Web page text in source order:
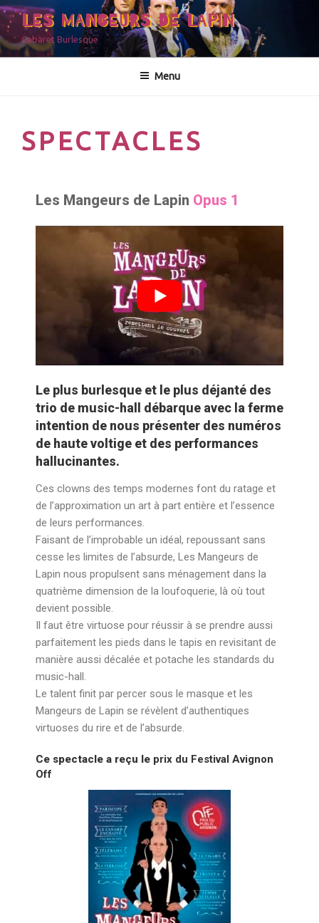
LES MANGEURS DE LAPIN
Cabaret Burlesque
Menu
SPECTACLES
Les Mangeurs de Lapin Opus 1
Le plus burlesque et le plus déjanté des
trio de music-hall débarque avec la ferme
intention de nous présenter des numéros
de haute voltige et des performances
hallucinantes.
Ces clowns des temps modernes font du ratage et
de l’approximation un art à part entière et l’essence
de leurs performances.
Faisant de l’improbable un idéal, repoussant sans
cesse les limites de l’absurde, Les Mangeurs de
Lapin nous propulsent sans ménagement dans la
quatrième dimension de la loufoquerie, là où tout
devient possible.
Il faut être virtuose pour réussir à se prendre aussi
parfaitement les pieds dans le tapis en revisitant de
manière aussi décalée et potache les standards du
music-hall.
Le talent finit par percer sous le masque et les
Mangeurs de Lapin se révèlent d’authentiques
virtuoses du rire et de l’absurde.
Ce spectacle a reçu le prix du Festival Avignon
Off